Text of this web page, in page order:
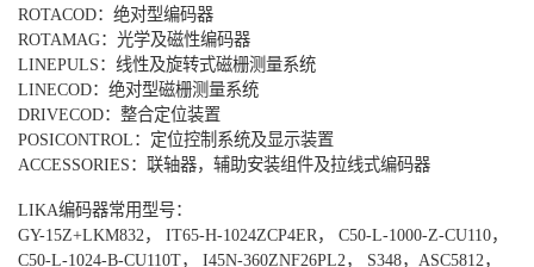
ROTACOD：绝对型编码器
ROTAMAG：光学及磁性编码器
LINEPULS：线性及旋转式磁栅测量系统
LINECOD：绝对型磁栅测量系统
DRIVECOD：整合定位装置
POSICONTROL：定位控制系统及显示装置
ACCESSORIES：联轴器，辅助安装组件及拉线式编码器
LIKA编码器常用型号：
GY-15Z+LKM832， IT65-H-1024ZCP4ER， C50-L-1000-Z-CU110，
C50-L-1024-B-CU110T， I45N-360ZNF26PL2， S348， ASC5812，